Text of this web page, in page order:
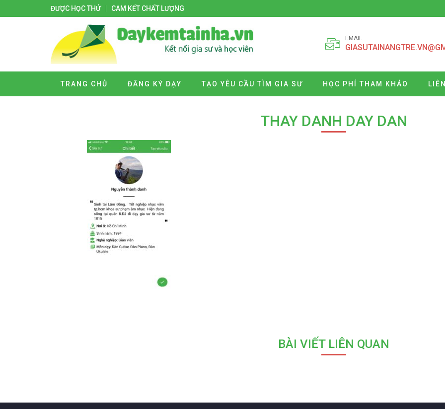
ĐƯỢC HỌC THỬ CAM KẾT CHẤT LƯỢNG
EMAIL
TRANG CHỦ ĐĂNG KÝ DẠY TẠO YÊU CẦU TÌM GIA SƯ HỌC PHÍ THAM KHẢO
THAY DANH DAY DAN
BÀI VIẾT LIÊN QUAN